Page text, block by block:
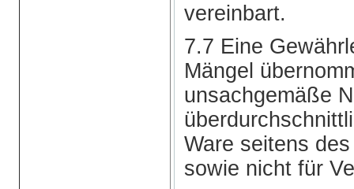
vereinbart.
7.7 Eine
Mängel
unsachgemäße
Ware seitens
sowie nicht für